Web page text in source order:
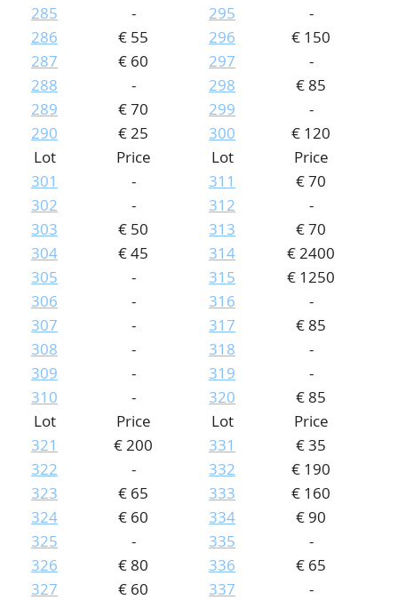
285
-
286
€ 55
287
€ 60
288
-
289
€ 70
290
€ 25
295
-
296
€ 150
297
-
298
€ 85
299
-
300
€ 120
Lot
Price
301
-
302
-
303
€ 50
304
€ 45
305
-
306
-
307
-
308
-
309
-
310
-
Lot
Price
311
€ 70
312
-
313
€ 70
314
€ 2400
315
€ 1250
316
-
317
€ 85
318
-
319
-
320
€ 85
Lot
Price
321
€ 200
322
-
323
€ 65
324
€ 60
325
-
326
€ 80
327
€ 60
Lot
Price
331
€ 35
332
€ 190
333
€ 160
334
€ 90
335
-
336
€ 65
337
-